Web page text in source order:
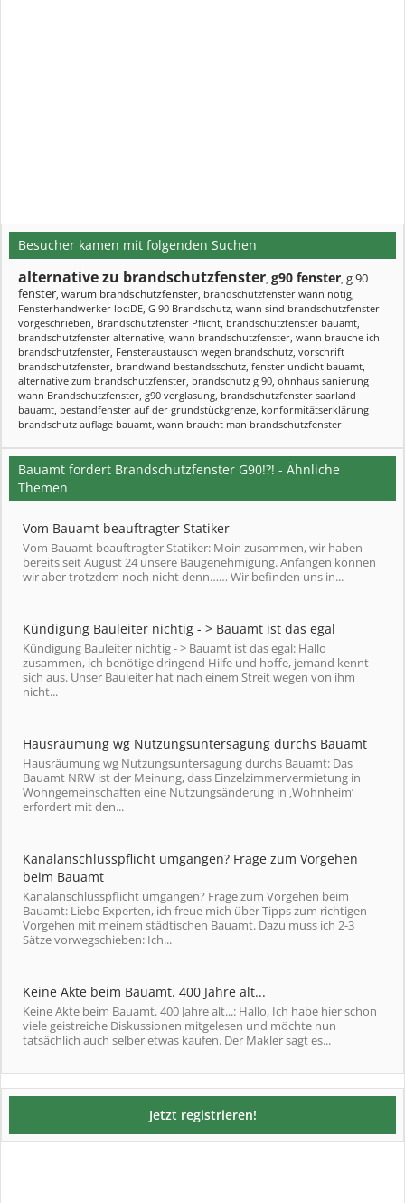
Besucher kamen mit folgenden Suchen
alternative zu brandschutzfenster, g90 fenster, g 90
fenster, warum brandschutzfenster, brandschutzfenster wann nötig,
Fensterhandwerker loc:DE, G 90 Brandschutz, wann sind brandschutzfenster
vorgeschrieben, Brandschutzfenster Pflicht, brandschutzfenster bauamt,
brandschutzfenster alternative, wann brandschutzfenster, wann brauche ich
brandschutzfenster, Fensteraustausch wegen brandschutz, vorschrift
brandschutzfenster, brandwand bestandsschutz, fenster undicht bauamt,
alternative zum brandschutzfenster, brandschutz g 90, ohnhaus sanierung
wann Brandschutzfenster, g90 verglasung, brandschutzfenster saarland
bauamt, bestandfenster auf der grundstückgrenze, konformitätserklärung
brandschutz auflage bauamt, wann braucht man brandschutzfenster
Bauamt fordert Brandschutzfenster G90!?! - Ähnliche
Themen
Vom Bauamt beauftragter Statiker
Vom Bauamt beauftragter Statiker: Moin zusammen, wir haben
bereits seit August 24 unsere Baugenehmigung. Anfangen können
wir aber trotzdem noch nicht denn…… Wir befinden uns in...
Kündigung Bauleiter nichtig - > Bauamt ist das egal
Kündigung Bauleiter nichtig - > Bauamt ist das egal: Hallo
zusammen, ich benötige dringend Hilfe und hoffe, jemand kennt
sich aus. Unser Bauleiter hat nach einem Streit wegen von ihm
nicht...
Hausräumung wg Nutzungsuntersagung durchs Bauamt
Hausräumung wg Nutzungsuntersagung durchs Bauamt: Das
Bauamt NRW ist der Meinung, dass Einzelzimmervermietung in
Wohngemeinschaften eine Nutzungsänderung in ‚Wohnheim‘
erfordert mit den...
Kanalanschlusspflicht umgangen? Frage zum Vorgehen
beim Bauamt
Kanalanschlusspflicht umgangen? Frage zum Vorgehen beim
Bauamt: Liebe Experten, ich freue mich über Tipps zum richtigen
Vorgehen mit meinem städtischen Bauamt. Dazu muss ich 2-3
Sätze vorwegschieben: Ich...
Keine Akte beim Bauamt. 400 Jahre alt...
Keine Akte beim Bauamt. 400 Jahre alt...: Hallo, Ich habe hier schon
viele geistreiche Diskussionen mitgelesen und möchte nun
tatsächlich auch selber etwas kaufen. Der Makler sagt es...
Jetzt registrieren!